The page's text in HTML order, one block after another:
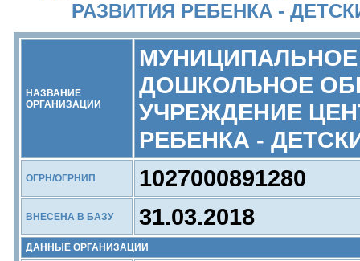
РАЗВИТИЯ РЕБЕНКА -
НАЗВАНИЕ
ОРГАНИЗАЦИИ
ДОШКОЛЬНОЕ
УЧРЕЖДЕНИЕ
РЕБЕНКА -
ОГРН/ОГРНИП 1027000891280
ВНЕСЕНА В БАЗУ 31.03.2018
ДАННЫЕ ОРГАНИЗАЦИИ